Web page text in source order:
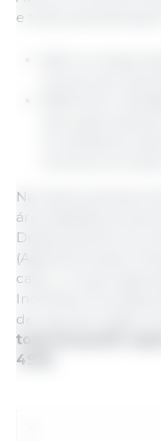
e todos
mortos) em
Na última semana,
área afetada (zonas
Departamento do
(Agentes Rurais e
caça, o Grupo
Incêndios Florestais
de caça da Tragsa.
total de javalis
4925